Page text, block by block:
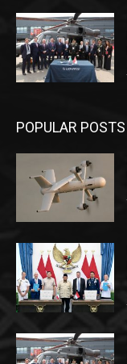
POPULAR POSTS